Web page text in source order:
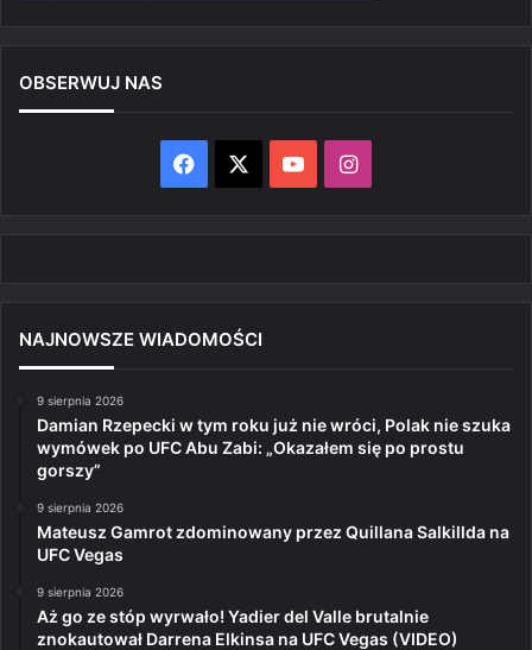
OBSERWUJ NAS
Facebook YouTubeInstagram
NAJNOWSZE WIADOMOŚCI
9 sierpnia 2026
Damian Rzepecki w tym roku już nie wróci, Polak nie szuka
wymówek po UFC Abu Zabi: „Okazałem się po prostu
gorszy”
9 sierpnia 2026
Mateusz Gamrot zdominowany przez Quillana Salkillda na
UFC Vegas
9 sierpnia 2026
Aż go ze stóp wyrwało! Yadier del Valle brutalnie
znokautował Darrena Elkinsa na UFC Vegas (VIDEO)